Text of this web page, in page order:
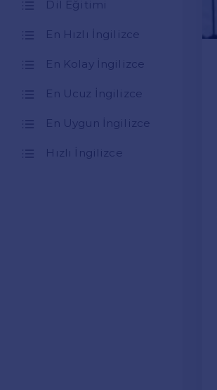
Dil Eğitimi
En Hızlı İngilizce
En Kolay İngilizce
En Ucuz İngilizce
En Uygun İngilizce
Hızlı İngilizce